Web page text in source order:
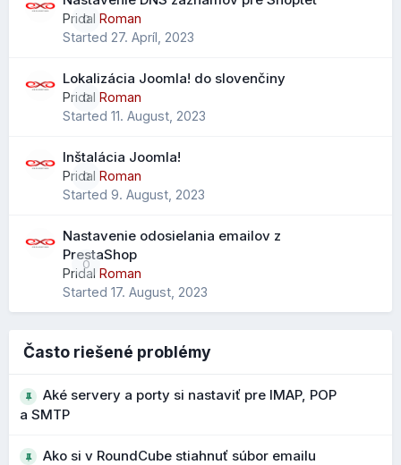
Vylepšený import kontaktov
všetky dostupné polia kontaktov, nielen na obmedzený
výber ako v starších verziách.
jednoduchší prechod z Outlooku alebo iných klientov
menej stratených údajov pri importe
lepšie zachovanie telefónov, poznámok a ďalších polí
Rozšírené vyhľadávanie kontaktov
Pribudol nový parameter "scope" pre vyhľadávanie
vyhľadávania v adresári.
presnejšie vyhľadávanie vo väčších adresároch
Ešte nižšie môžete nastaviť, čo sa má spraviť, ak na
obrázok kliknete a môžete si vypísať aj
0
Pridal Roman
Started 27. Apríl, 2023
0
Lokalizácia Joomla! do slovenčiny
Pridal Roman
Started 11. August, 2023
0
Inštalácia Joomla!
Pridal Roman
Started 9. August, 2023
0
Nastavenie odosielania emailov z
PrestaShop
Pridal Roman
Started 17. August, 2023
Často riešené problémy
Aké servery a porty si nastaviť pre IMAP, POP
a SMTP
Ako si v RoundCube stiahnuť súbor emailu